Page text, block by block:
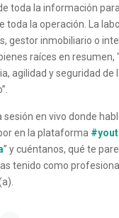
toda la información
toda la operación. La
gestor inmobiliario o
raíces en resumen,
agilidad y seguridad de
sesión en vivo donde
en la plataforma
” y cuéntanos, qué te
tenido como